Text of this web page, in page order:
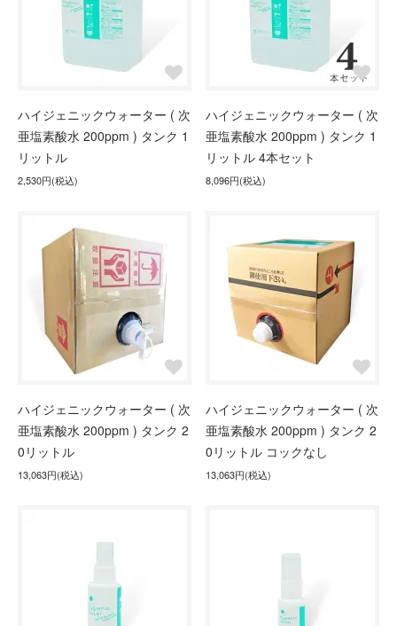
ハイジェニックウォーター ( 次
亜塩素酸水 200ppm ) タンク 1
リットル
2,530円(税込)
ハイジェニックウォーター ( 次
亜塩素酸水 200ppm ) タンク 1
リットル 4本セット
8,096円(税込)
ハイジェニックウォーター ( 次
亜塩素酸水 200ppm ) タンク 2
0リットル
13,063円(税込)
ハイジェニックウォーター ( 次
亜塩素酸水 200ppm ) タンク 2
0リットル コックなし
13,063円(税込)